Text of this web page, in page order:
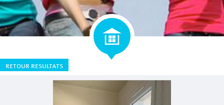
RETOUR RESULTATS